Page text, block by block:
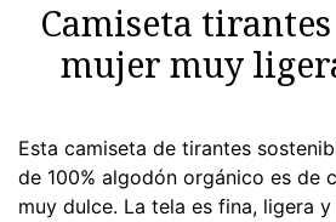
Camiseta
mujer muy
Esta camiseta de tirantes
de 100% algodón orgánico es de
muy dulce. La tela es fina, ligera